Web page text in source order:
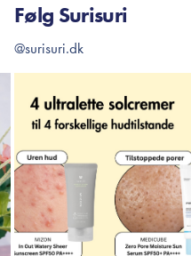
Følg Surisuri
@surisuri.dk